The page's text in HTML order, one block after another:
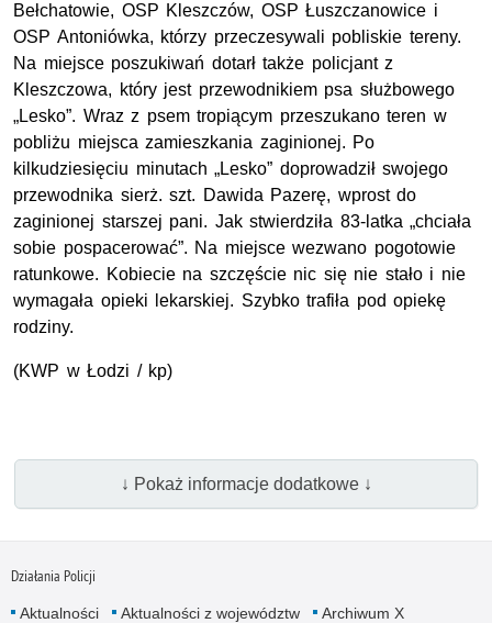
Bełchatowie, OSP Kleszczów, OSP Łuszczanowice i
OSP Antoniówka, którzy przeczesywali pobliskie tereny.
Na miejsce poszukiwań dotarł także policjant z
Kleszczowa, który jest przewodnikiem psa służbowego
„Lesko”. Wraz z psem tropiącym przeszukano teren w
pobliżu miejsca zamieszkania zaginionej. Po
kilkudziesięciu minutach „Lesko” doprowadził swojego
przewodnika sierż. szt. Dawida Pazerę, wprost do
zaginionej starszej pani. Jak stwierdziła 83-latka „chciała
sobie pospacerować”. Na miejsce wezwano pogotowie
ratunkowe. Kobiecie na szczęście nic się nie stało i nie
wymagała opieki lekarskiej. Szybko trafiła pod opiekę
rodziny.
(KWP w Łodzi / kp)
↓ Pokaż informacje dodatkowe ↓
Działania Policji
Aktualności Aktualności z województw
Archiwum X